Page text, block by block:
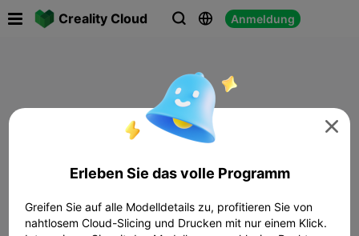
Creality Cloud   Anmeldung

Erleben Sie das volle Programm
Greifen Sie auf alle Modelldetails zu, profitieren Sie von
nahtlosem Cloud-Slicing und Drucken mit nur einem Klick.